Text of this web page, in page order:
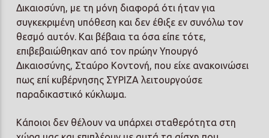
Δικαιοσύνη, με τη μόνη διαφορά ότι ήταν για
συγκεκριμένη υπόθεση και δεν έθιξε εν συνόλω τον
θεσμό αυτόν. Και βέβαια τα όσα είπε τότε,
επιβεβαιώθηκαν από τον πρώην Υπουργό
Δικαιοσύνης, Σταύρο Κοντονή, που είχε ανακοινώσει
πως επί κυβέρνησης ΣΥΡΙΖΑ λειτουργούσε
παραδικαστικό κύκλωμα.
Κάποιοι δεν θέλουν να υπάρχει σταθερότητα στη